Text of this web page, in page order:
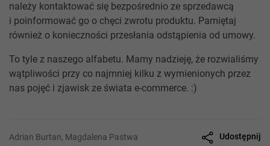
należy kontaktować się bezpośrednio ze sprzedawcą
i poinformować go o chęci zwrotu produktu. Pamiętaj
również o konieczności przesłania odstąpienia od umowy.
To tyle z naszego alfabetu. Mamy nadzieję, że rozwialiśmy
wątpliwości przy co najmniej kilku z wymienionych przez
nas pojęć i zjawisk ze świata e-commerce. :)
Adrian Burtan, Magdalena Pastwa Udostępnij